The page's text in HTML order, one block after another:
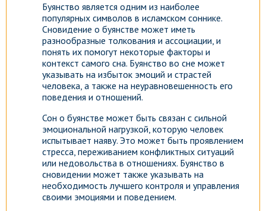
Буянство является одним из наиболее
популярных символов в исламском соннике.
Сновидение о буянстве может иметь
разнообразные толкования и ассоциации, и
понять их помогут некоторые факторы и
контекст самого сна. Буянство во сне может
указывать на избыток эмоций и страстей
человека, а также на неуравновешенность его
поведения и отношений.
Сон о буянстве может быть связан с сильной
эмоциональной нагрузкой, которую человек
испытывает наяву. Это может быть проявлением
стресса, переживанием конфликтных ситуаций
или недовольства в отношениях. Буянство в
сновидении может также указывать на
необходимость лучшего контроля и управления
своими эмоциями и поведением.